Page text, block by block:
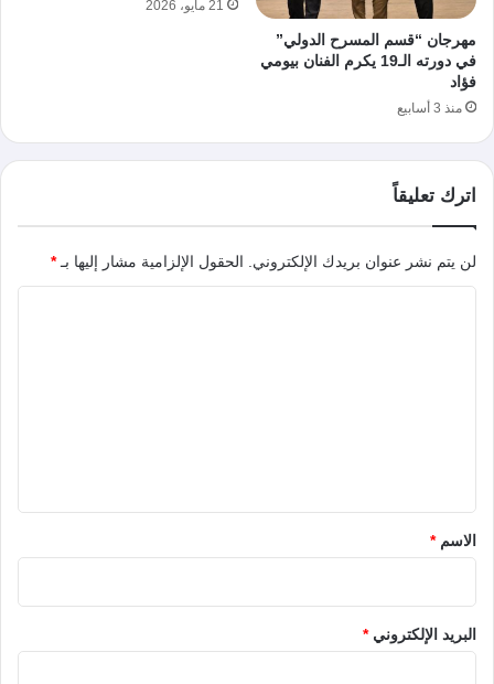
مهرجان “قسم المسرح الدولي”
في دورته الـ19 يكرم الفنان بيومي
فؤاد
منذ 3 أسابيع
21 مايو، 2026
اترك تعليقاً
لن يتم نشر عنوان بريدك الإلكتروني. الحقول الإلزامية مشار إليها بـ*
*الاسم*
البريد الإلكتروني*